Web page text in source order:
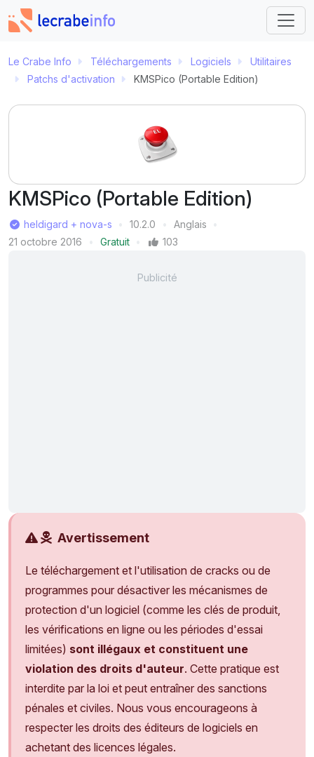
Le Crabe Info Téléchargements Logiciels
Utilitaires
Patchs d'activation
KMSPico (Portable Edition)
KMSPico (Portable Edition)
Éditeur
heldigard + nova-s
Version
10.2.0
Langue
Anglais
Dernière mise à jour
21 octobre 2016
Gratuit
103
Avertissement
Le téléchargement et l'utilisation de cracks ou de
programmes pour désactiver les mécanismes de
protection d'un logiciel (comme les clés de produit,
les vérifications en ligne ou les périodes d'essai
limitées) sont illégaux et constituent une
violation des droits d'auteur. Cette pratique est
interdite par la loi et peut entraîner des sanctions
pénales et civiles. Nous vous encourageons à
respecter les droits des éditeurs de logiciels en
achetant des licences légales.